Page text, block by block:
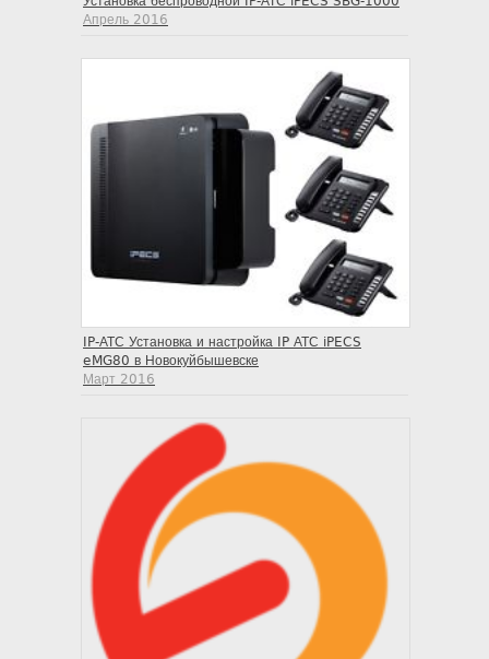
Апрель 2016
IP-АТС Установка и настройка IP АТС iPECS
eMG80 в Новокуйбышевске
Март 2016